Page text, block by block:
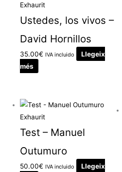
Exhaurit
Ustedes, los vivos –
David Hornillos
35.00€ IVA incluido
Llegeix
més
Exhaurit
Test – Manuel
Outumuro
50.00€ IVA incluido
Llegeix